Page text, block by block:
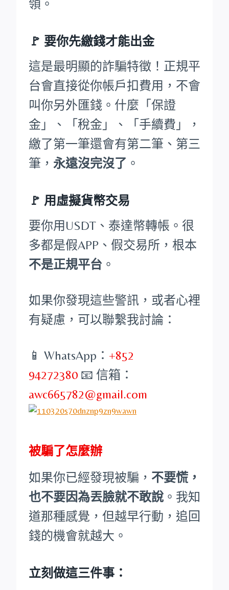
領。
🚩 要你先繳錢才能出金
這是最明顯的詐騙特徵！正規平
台會直接從你帳戶扣費用，不會
叫你另外匯錢。什麼「保證
金」、「稅金」、「手續費」，
繳了第一筆還會有第二筆、第三
筆， 永遠沒完沒了 。
🚩 用虛擬貨幣交易
要你用USDT、泰達幣轉帳。很
多都是假APP、假交易所，根本
不是正規平台 。
如果你發現這些警訊，或者心裡
有疑慮，可以聯繫我討論：
📱 WhatsApp： +852
94272380 📧 信箱：
awc665782@gmail.com
被騙了怎麼辦
如果你已經發現被騙， 不要慌，
也不要因為丟臉就不敢說 。我知
道那種感覺，但越早行動，追回
錢的機會就越大。
立刻做這三件事：